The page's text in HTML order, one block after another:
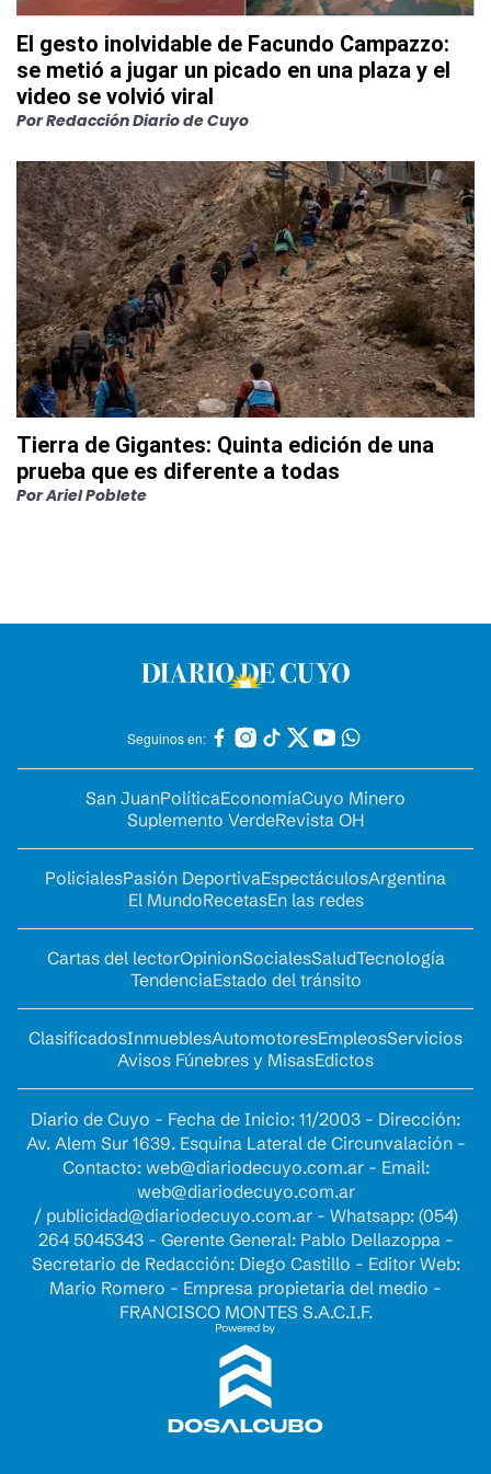
El gesto inolvidable de Facundo Campazzo:
se metió a jugar un picado en una plaza y el
video se volvió viral
PorRedacción Diario de Cuyo
Tierra de Gigantes: Quinta edición de una
prueba que es diferente a todas
PorAriel Poblete
Seguinos en:
San JuanPolíticaEconomíaCuyo Minero
Suplemento VerdeRevista OH
PolicialesPasión DeportivaEspectáculosArgentina
El MundoRecetasEn las redes
Cartas del lectorOpinionSocialesSaludTecnología
TendenciaEstado del tránsito
ClasificadosInmueblesAutomotoresEmpleosServicios
Avisos Fúnebres y MisasEdictos
Diario de Cuyo - Fecha de Inicio: 11/2003 - Dirección:
Av. Alem Sur 1639. Esquina Lateral de Circunvalación -
Contacto: web@diariodecuyo.com.ar- Email:
web@diariodecuyo.com.ar
/ publicidad@diariodecuyo.com.ar- Whatsapp: (054)
264 5045343 - Gerente General: Pablo Dellazoppa -
Secretario de Redacción: Diego Castillo - Editor Web:
Mario Romero - Empresa propietaria del medio -
FRANCISCO MONTES S.A.C.I.F.